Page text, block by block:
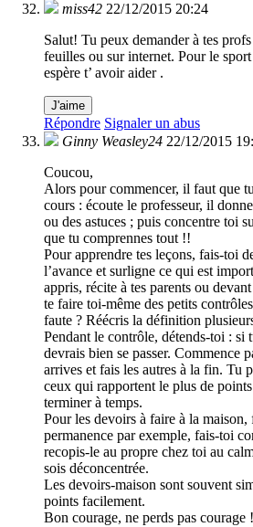
miss42 22/12/2015 20:24
Salut! Tu peux demander à tes
feuilles ou sur internet. Pour le
espère t’ avoir aider .
J'aime
Répondre Signaler un abus
Ginny Weasley24 22/12/2015
Coucou,
Alors pour commencer, il faut que
cours : écoute le professeur, il
ou des astuces ; puis concentre toi
que tu comprennes tout !!
Pour apprendre tes leçons, fais-toi
l’avance et surligne ce qui est
appris, récite à tes parents ou
te faire toi-même des petits
faute ? Réécris la définition
Pendant le contrôle, détends-toi : si
devrais bien se passer. Commence
arrives et fais les autres à la fin. Tu
ceux qui rapportent le plus de
terminer à temps.
Pour les devoirs à faire à la
permanence par exemple, fais-toi
recopis-le au propre chez toi au
sois déconcentrée.
Les devoirs-maison sont souvent
points facilement.
Bon courage, ne perds pas courage